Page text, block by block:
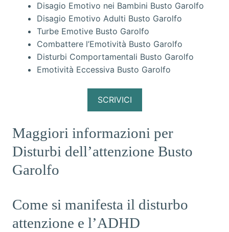
Disagio Emotivo nei Bambini Busto Garolfo
Disagio Emotivo Adulti Busto Garolfo
Turbe Emotive Busto Garolfo
Combattere l’Emotività Busto Garolfo
Disturbi Comportamentali Busto Garolfo
Emotività Eccessiva Busto Garolfo
SCRIVICI
Maggiori informazioni per
Disturbi dell’attenzione Busto
Garolfo
Come si manifesta il disturbo
attenzione e l’ADHD